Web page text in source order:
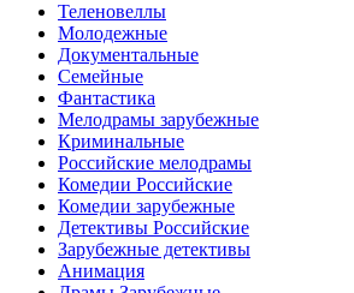
Теленовеллы
Молодежные
Документальные
Семейные
Фантастика
Мелодрамы зарубежные
Криминальные
Российские мелодрамы
Комедии Российские
Комедии зарубежные
Детективы Российские
Зарубежные детективы
Анимация